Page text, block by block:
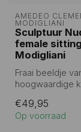
AMEDEO
MODIGLIANI
Sculptuur
female
Modigliani
Fraai beeldje
hoogwaardige
geschenkdoosje
€49,95
Op voorraad